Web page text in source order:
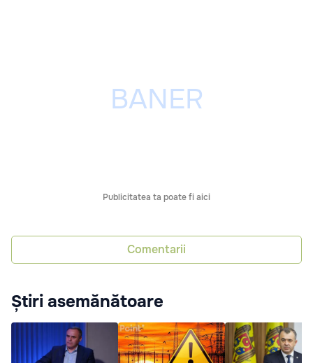
Publicitatea ta poate fi aici
Comentarii
Știri asemănătoare